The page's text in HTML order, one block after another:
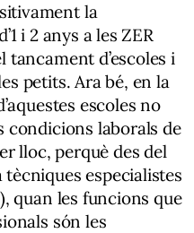
la
i 2 anys a les ZER
d’escoles i
petits. Ara bé, en la
escoles no
condicions laborals de
lloc, perquè des del
especialistes
quan les funcions que
són les